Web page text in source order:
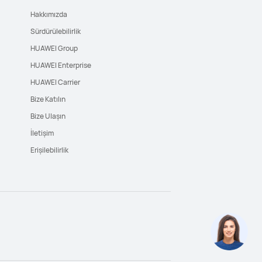
Hakkımızda
Sürdürülebilirlik
HUAWEI Group
HUAWEI Enterprise
HUAWEI Carrier
Bize Katılın
Bize Ulaşın
İletişim
Erişilebilirlik